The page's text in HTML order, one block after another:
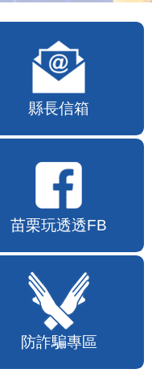
縣長信箱
苗栗玩透透FB
防詐騙專區